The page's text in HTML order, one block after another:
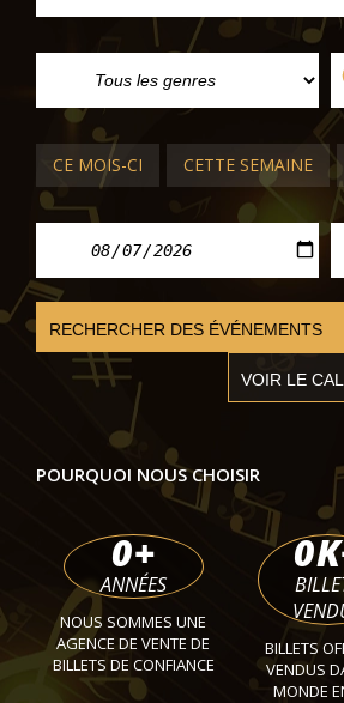
CE MOIS-CI CETTE SEMAINE
POURQUOI NOUS CHOISIR
0+
ANNÉES
NOUS SOMMES UNE
AGENCE DE VENTE DE
BILLETS DE CONFIANCE
0
BILLETS
VENDUS
MONDE
OPÉRA ET BALLET
Baron de
Théâtre des États